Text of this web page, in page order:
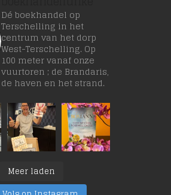
Dé boekhandel op
Terschelling in het
centrum van het dorp
West-Terschelling. Op
100 meter vanaf onze
vuurtoren ; de Brandaris,
de haven en het strand.
Meer laden